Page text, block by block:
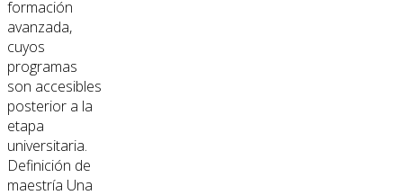
formación
avanzada,
cuyos
programas
son accesibles
posterior a la
etapa
universitaria.
Definición de
maestría Una